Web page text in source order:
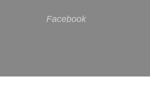
Facebook